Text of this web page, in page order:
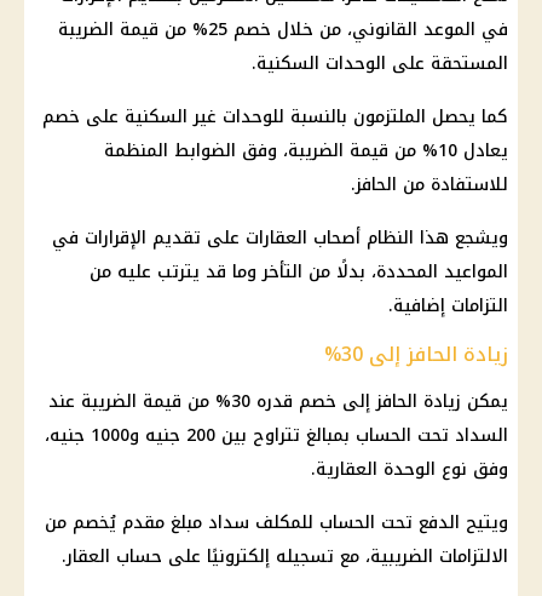
في الموعد القانوني، من خلال خصم 25% من قيمة الضريبة
المستحقة على الوحدات السكنية.
كما يحصل الملتزمون بالنسبة للوحدات غير السكنية على خصم
يعادل 10% من قيمة الضريبة، وفق الضوابط المنظمة
للاستفادة من الحافز.
ويشجع هذا النظام أصحاب العقارات على تقديم الإقرارات في
المواعيد المحددة، بدلًا من التأخر وما قد يترتب عليه من
التزامات إضافية.
زيادة الحافز إلى 30%
يمكن زيادة الحافز إلى خصم قدره 30% من قيمة الضريبة عند
السداد تحت الحساب بمبالغ تتراوح بين 200 جنيه و1000 جنيه،
وفق نوع الوحدة العقارية.
ويتيح الدفع تحت الحساب للمكلف سداد مبلغ مقدم يُخصم من
الالتزامات الضريبية، مع تسجيله إلكترونيًا على حساب العقار.